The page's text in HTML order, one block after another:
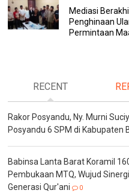
Mediasi
Penghinaan
Permintaan
RECENT
Rakor Posyandu, Ny. Murni
Posyandu 6 SPM di Kabupaten
Babinsa Lanta Barat Koramil
Pembukaan MTQ, Wujud
Generasi Qur'ani
0